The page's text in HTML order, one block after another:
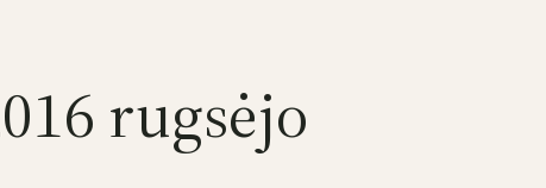
rugsėjo